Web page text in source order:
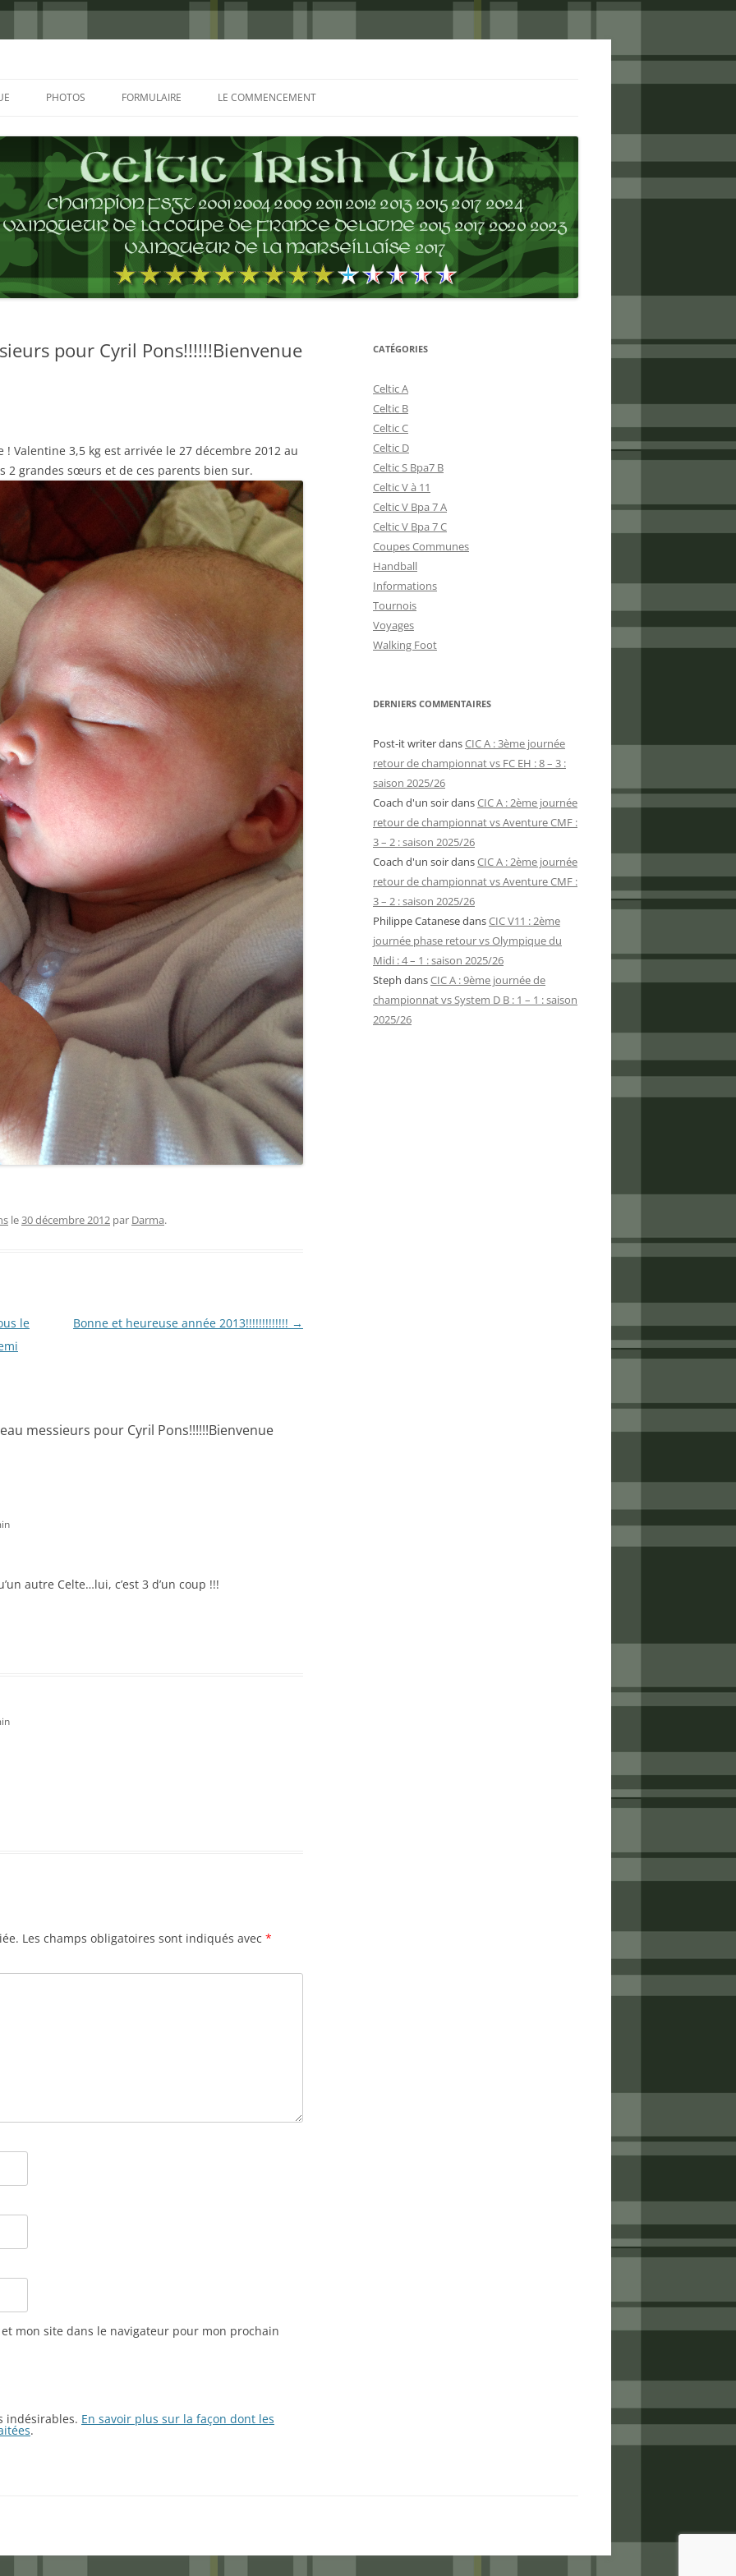
PHOTOS
GLASGOW 2002
CHARLIE & THE BHOYS 2006
PRAGUE 2006
NICE 2008
FORMULAIRE LE COMMENCEMENT
pour Cyril Pons!!!!!!Bienvenue
! Valentine 3,5 kg est arrivée le 27 décembre 2012 au
2 grandes sœurs et de ces parents bien sur.
le30 décembre 2012 par Darma.
le
Bonne et heureuse année 2013!!!!!!!!!!!!! →
messieurs pour Cyril Pons!!!!!!Bienvenue
autre Celte…lui, c’est 3 d’un coup !!!
Les champs obligatoires sont indiqués avec *
mon site dans le navigateur pour mon prochain
indésirables. En savoir plus sur la façon dont les
.
CATÉGORIES
Celtic A
Celtic B
Celtic C
Celtic D
Celtic S Bpa7 B
Celtic V à 11
Celtic V Bpa 7 A
Celtic V Bpa 7 C
Coupes Communes
Handball
Informations
Tournois
Voyages
Walking Foot
DERNIERS COMMENTAIRES
Post-it writerdansCIC A : 3ème journée
retour de championnat vs FC EH : 8 – 3 :
saison 2025/26
Coach d'un soirdansCIC A : 2ème journée
retour de championnat vs Aventure CMF :
3 – 2 : saison 2025/26
Coach d'un soirdansCIC A : 2ème journée
retour de championnat vs Aventure CMF :
3 – 2 : saison 2025/26
Philippe CatanesedansCIC V11 : 2ème
journée phase retour vs Olympique du
Midi : 4 – 1 : saison 2025/26
Steph dansCIC A : 9ème journée de
championnat vs System D B : 1 – 1 : saison
2025/26